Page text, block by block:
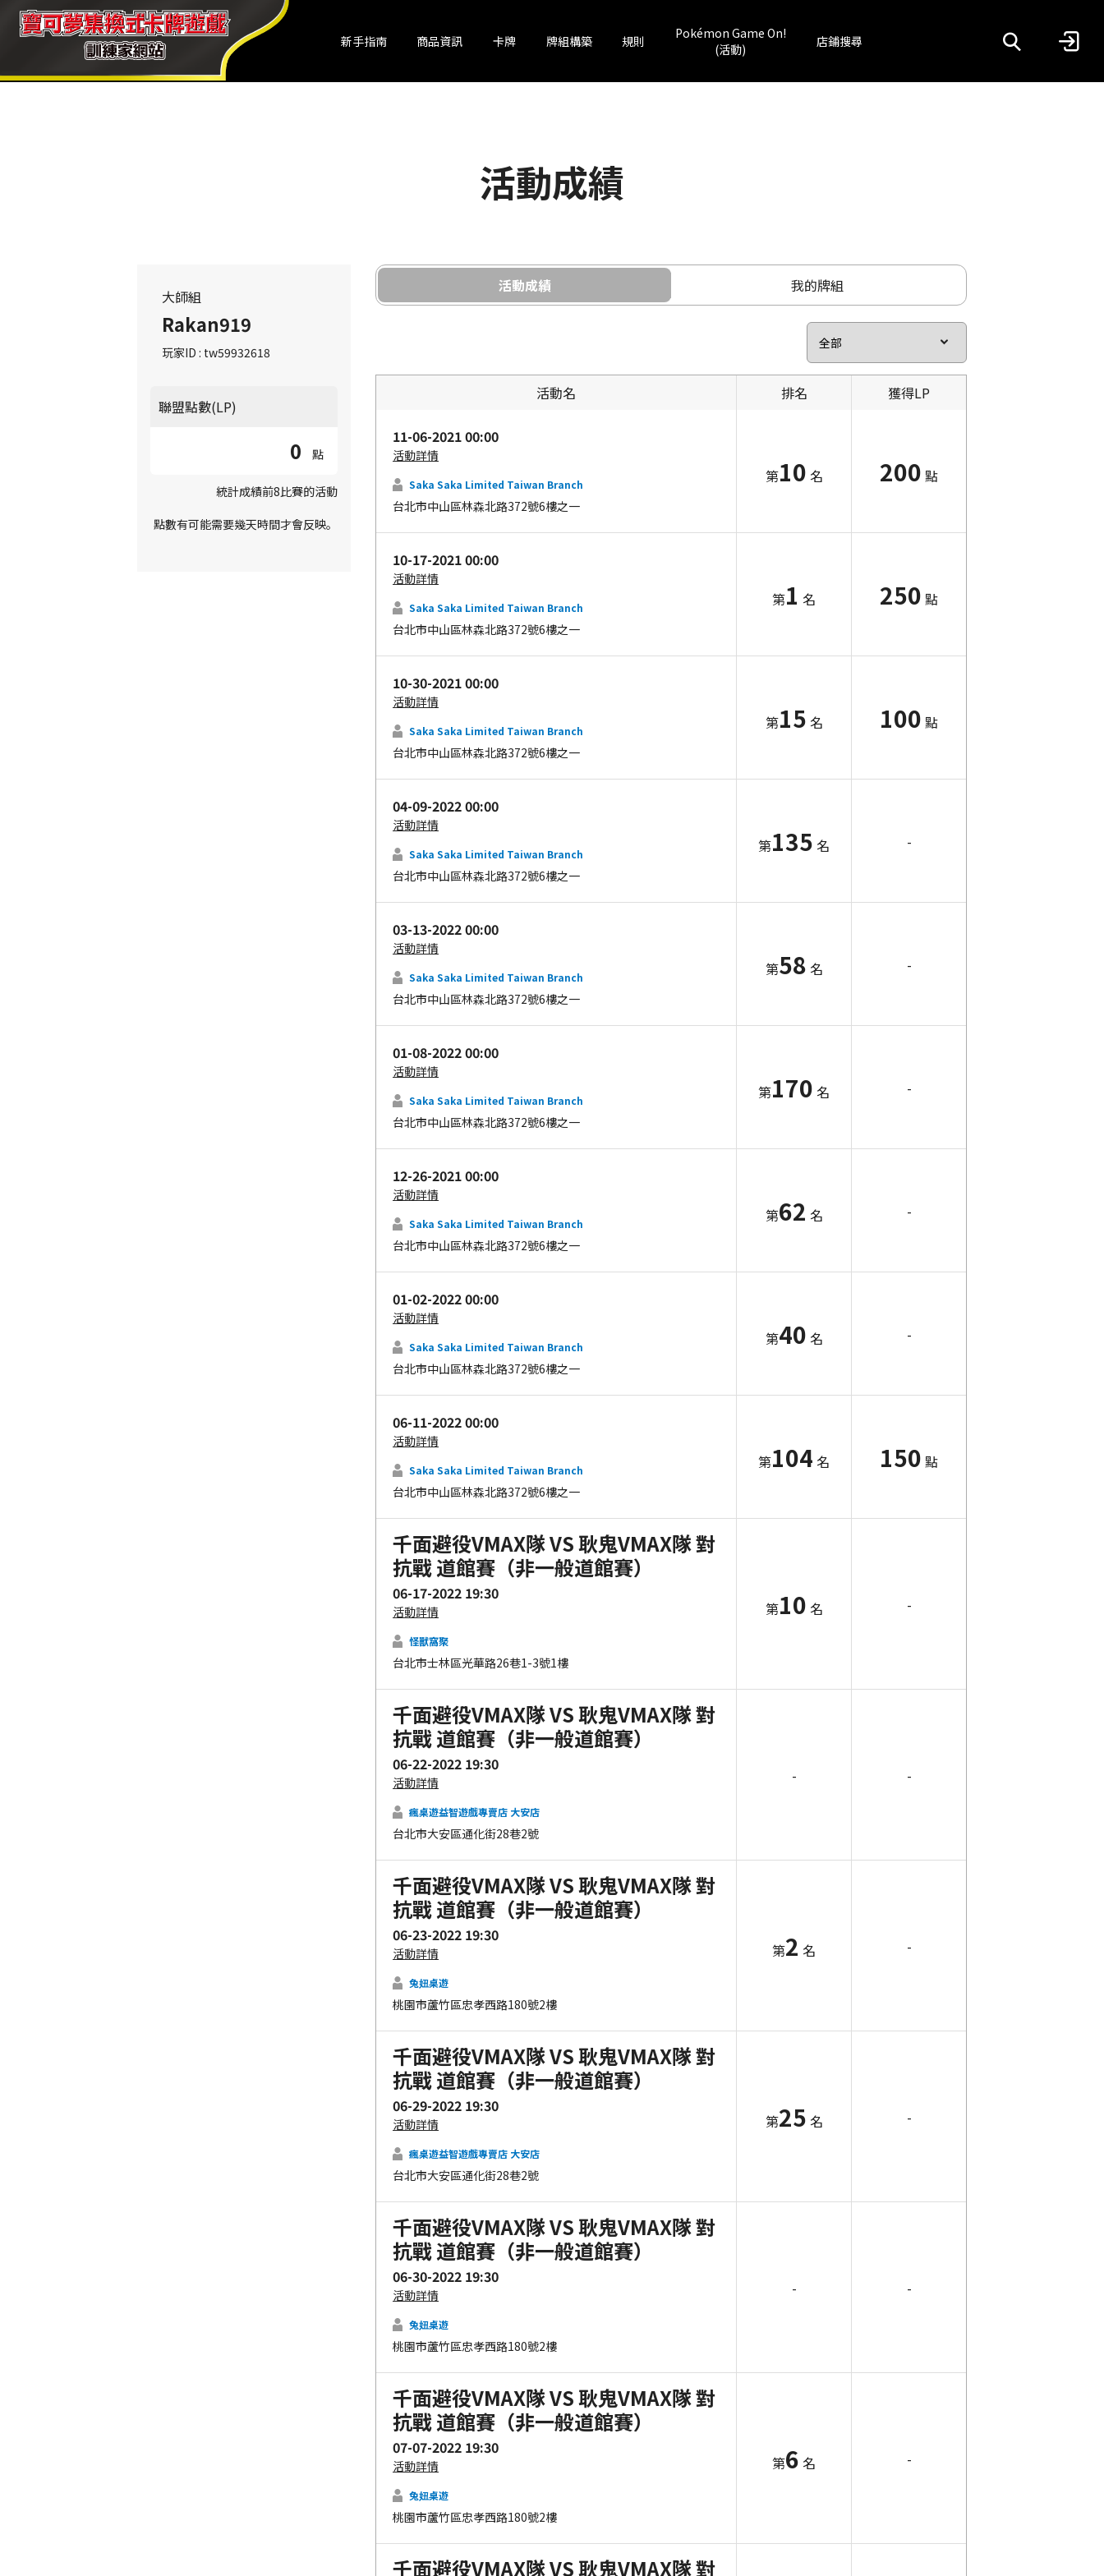
新手指南 商品資訊 卡牌 牌組構築 規則
Pokémon Game On!
(活動)
店鋪搜尋
活動成績
大師組
Rakan919
玩家ID : tw59932618
聯盟點數(LP)
0 點
統計成績前8比賽的活動
點數有可能需要幾天時間才會反映。
活動成績 我的牌組
活動名
11-06-2021 00:00
活動詳情
Saka Saka Limited Taiwan Branch
台北市中山區林森北路372號6樓之一
排名
第10 名
獲得LP
200 點
10-17-2021 00:00
活動詳情
Saka Saka Limited Taiwan Branch
台北市中山區林森北路372號6樓之一
第1 名 250 點
10-30-2021 00:00
活動詳情
Saka Saka Limited Taiwan Branch
台北市中山區林森北路372號6樓之一
第15 名 100 點
04-09-2022 00:00
活動詳情
Saka Saka Limited Taiwan Branch
台北市中山區林森北路372號6樓之一
第135 名 -
03-13-2022 00:00
活動詳情
Saka Saka Limited Taiwan Branch
台北市中山區林森北路372號6樓之一
第58 名 -
01-08-2022 00:00
活動詳情
Saka Saka Limited Taiwan Branch
台北市中山區林森北路372號6樓之一
第170 名 -
12-26-2021 00:00
活動詳情
Saka Saka Limited Taiwan Branch
台北市中山區林森北路372號6樓之一
第62 名 -
01-02-2022 00:00
活動詳情
Saka Saka Limited Taiwan Branch
台北市中山區林森北路372號6樓之一
第40 名 -
06-11-2022 00:00
活動詳情
Saka Saka Limited Taiwan Branch
台北市中山區林森北路372號6樓之一
第104 名 150 點
千面避役VMAX隊 VS 耿鬼VMAX隊 對
抗戰 道館賽（非一般道館賽）
06-17-2022 19:30
活動詳情
怪獸窩聚
台北市士林區光華路26巷1-3號1樓
第10 名 -
千面避役VMAX隊 VS 耿鬼VMAX隊 對
抗戰 道館賽（非一般道館賽）
06-22-2022 19:30
活動詳情
瘋桌遊益智遊戲專賣店 大安店
台北市大安區通化街28巷2號
- -
千面避役VMAX隊 VS 耿鬼VMAX隊 對
抗戰 道館賽（非一般道館賽）
06-23-2022 19:30
活動詳情
兔妞桌遊
桃園市蘆竹區忠孝西路180號2樓
第2 名 -
千面避役VMAX隊 VS 耿鬼VMAX隊 對
抗戰 道館賽（非一般道館賽）
06-29-2022 19:30
活動詳情
瘋桌遊益智遊戲專賣店 大安店
台北市大安區通化街28巷2號
第25 名 -
千面避役VMAX隊 VS 耿鬼VMAX隊 對
抗戰 道館賽（非一般道館賽）
06-30-2022 19:30
活動詳情
兔妞桌遊
桃園市蘆竹區忠孝西路180號2樓
- -
千面避役VMAX隊 VS 耿鬼VMAX隊 對
抗戰 道館賽（非一般道館賽）
07-07-2022 19:30
活動詳情
兔妞桌遊
桃園市蘆竹區忠孝西路180號2樓
第6 名 -
千面避役VMAX隊 VS 耿鬼VMAX隊 對